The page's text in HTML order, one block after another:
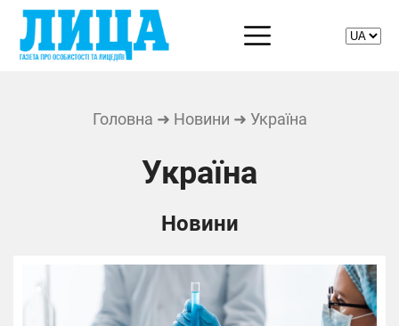
Головна ➜ Новини ➜ Україна
Україна
Новини